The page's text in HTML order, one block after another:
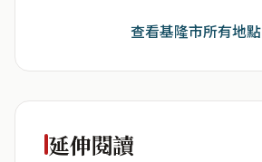
查看基隆市所有地點
延伸閱讀